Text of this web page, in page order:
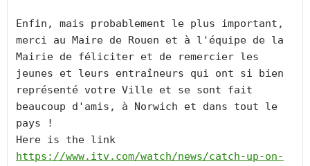
Enfin, mais probablement le plus important,
merci au Maire de Rouen et à l'équipe de la
Mairie de féliciter et de remercier les
jeunes et leurs entraîneurs qui ont si bien
représenté votre Ville et se sont fait
beaucoup d'amis, à Norwich et dans tout le
pays !
Here is the link
https://www.itv.com/watch/news/catch-up-on-